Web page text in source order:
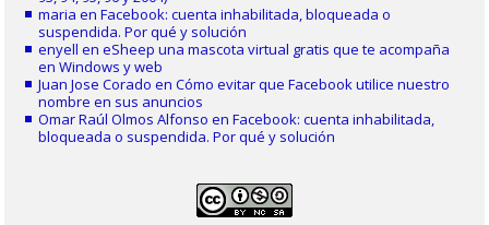
maria enFacebook: cuenta inhabilitada, bloqueada o
suspendida. Por qué y solución
enyell eneSheep una mascota virtual gratis que te acompaña
en Windows y web
Juan Jose Corado enCómo evitar que Facebook utilice nuestro
nombre en sus anuncios
Omar Raúl Olmos Alfonso enFacebook: cuenta inhabilitada,
bloqueada o suspendida. Por qué y solución